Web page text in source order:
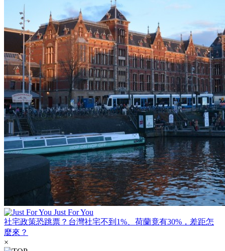
Just For You
社宅政策恐跳票？台灣社宅不到1%、荷蘭竟有30%，差距怎
麼來？
×